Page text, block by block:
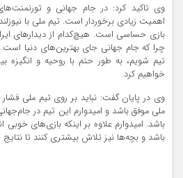
وی تاکید کرد: در جام جهانی و
اهمیت زیادی برخوردار است. تیم ملی با
بازی حساسی است. هیچ‌کدام از دیدارهای
چرا که جام جهانی جای بهترین‌های دنیا
تیم شویم، به طور حتم با روحیه و انگیزه
خواهیم کرد.
وی در پایان گفت: نباید بر روی تیم ملی
ملی موفق باشد و امیدوارم این تیم در
باشد. امیدوارم علاوه بر اینکه بازی‌های
باشد و بچه‌ها نیز تلاش بیشتری کنند تا